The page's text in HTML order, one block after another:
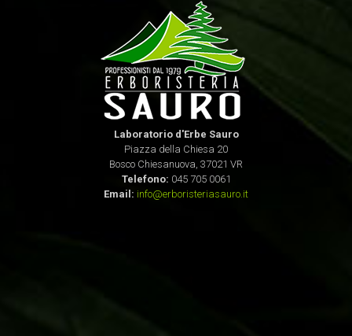
Laboratorio d'Erbe Sauro
Piazza della Chiesa 20
Bosco Chiesanuova, 37021 VR
Telefono: 045 705 0061
Email: info@erboristeriasauro.it